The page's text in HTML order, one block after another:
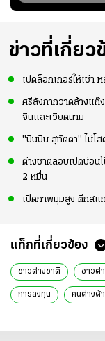
"คุณเต๊ะ" แฟนพันธุ์
ข่าวที่เกี่ยว
เปิดล็อกเกอร์ให้เช่า
ศรีลังกากวาดล้างแก๊
จีนและเวียดนาม
"ปันปัน สุทัตตา" ไม่โ
ต่างชาติลอบเปิดบ่อน
2 หมื่น
เปิดภาพมุมสูง ตึกสแ
แท็กที่เกี่ยวข้อง
ชาวต่างชาติ ชาวต่
การลงทุน คนต่างด้